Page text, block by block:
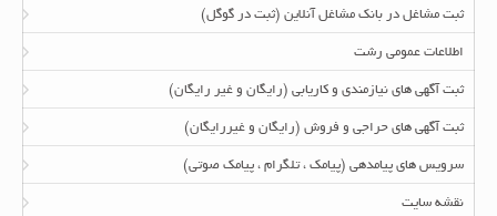
ثبت مشاغل در بانک مشاغل آنلاین (ثبت در گوگل)
اطلاعات عمومی رشت
ثبت آگهی های نیازمندی و کاریابی (رایگان و غیر رایگان)
ثبت آگهی های حراجی و فروش (رایگان و غیررایگان)
سرویس های پیامدهی (پیامک ، تلگرام ، پیامک صوتی)
نقشه سایت